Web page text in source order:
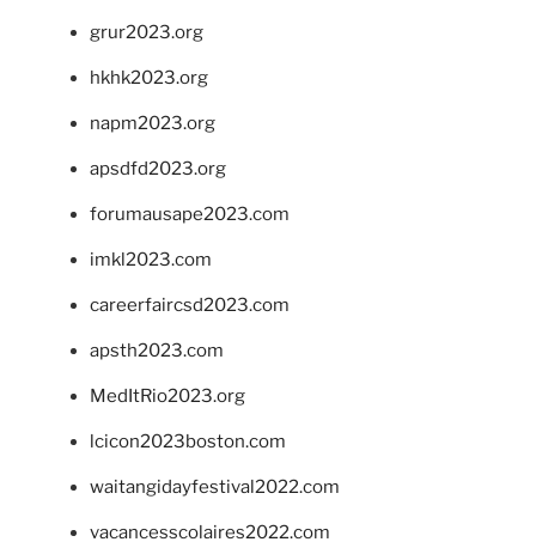
grur2023.org
hkhk2023.org
napm2023.org
apsdfd2023.org
forumausape2023.com
imkl2023.com
careerfaircsd2023.com
apsth2023.com
MedItRio2023.org
lcicon2023boston.com
waitangidayfestival2022.com
vacancesscolaires2022.com